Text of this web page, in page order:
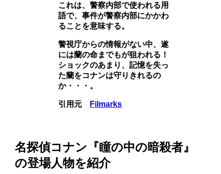
これは、警察内部で使われる用
語で、事件が警察内部にかかわ
ることを意味する。
警視庁からの情報がない中、遂
には蘭の命までもが狙われる！
ショックのあまり、記憶を失っ
た蘭をコナンは守りきれるの
か・・・。
引用元 Filmarks
名探偵コナン『瞳の中の暗殺者』
の登場人物を紹介